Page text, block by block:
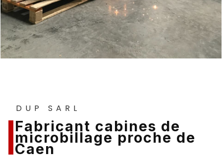
DUP SARL
fabricant cabines de
microbillage proche de
Caen